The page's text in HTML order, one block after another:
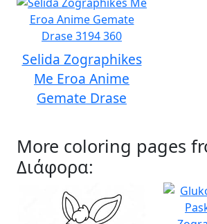
Selida Zographikes
Me Eroa Anime
Gemate Drase
More coloring pages
Διάφορα: